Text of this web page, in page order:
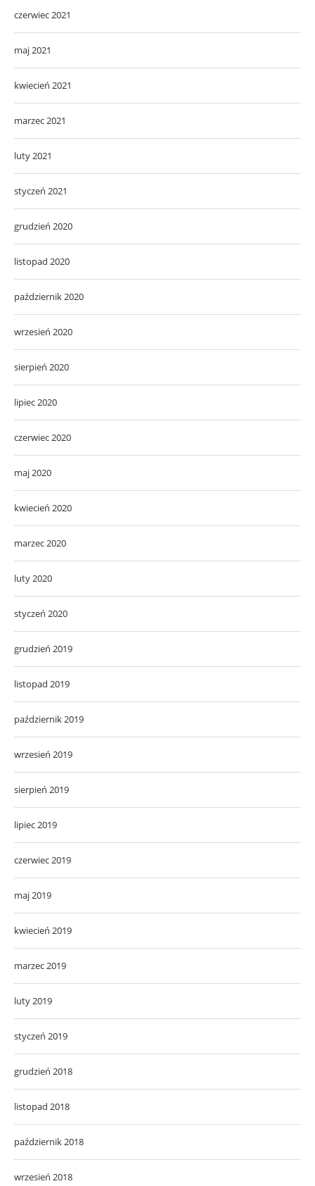
czerwiec 2021
maj 2021
kwiecień 2021
marzec 2021
luty 2021
styczeń 2021
grudzień 2020
listopad 2020
październik 2020
wrzesień 2020
sierpień 2020
lipiec 2020
czerwiec 2020
maj 2020
kwiecień 2020
marzec 2020
luty 2020
styczeń 2020
grudzień 2019
listopad 2019
październik 2019
wrzesień 2019
sierpień 2019
lipiec 2019
czerwiec 2019
maj 2019
kwiecień 2019
marzec 2019
luty 2019
styczeń 2019
grudzień 2018
listopad 2018
październik 2018
wrzesień 2018